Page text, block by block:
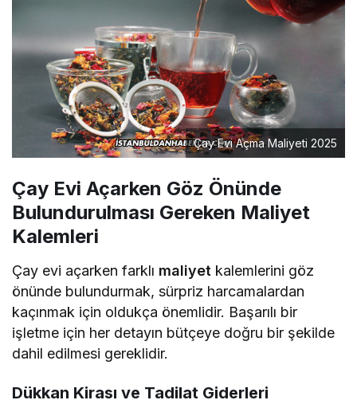
Çay Evi Açma Maliyeti 2025
Çay Evi Açarken Göz Önünde
Bulundurulması Gereken Maliyet
Kalemleri
Çay evi açarken farklı maliyet kalemlerini göz
önünde bulundurmak, sürpriz harcamalardan
kaçınmak için oldukça önemlidir. Başarılı bir
işletme için her detayın bütçeye doğru bir şekilde
dahil edilmesi gereklidir.
Dükkan Kirası ve Tadilat Giderleri